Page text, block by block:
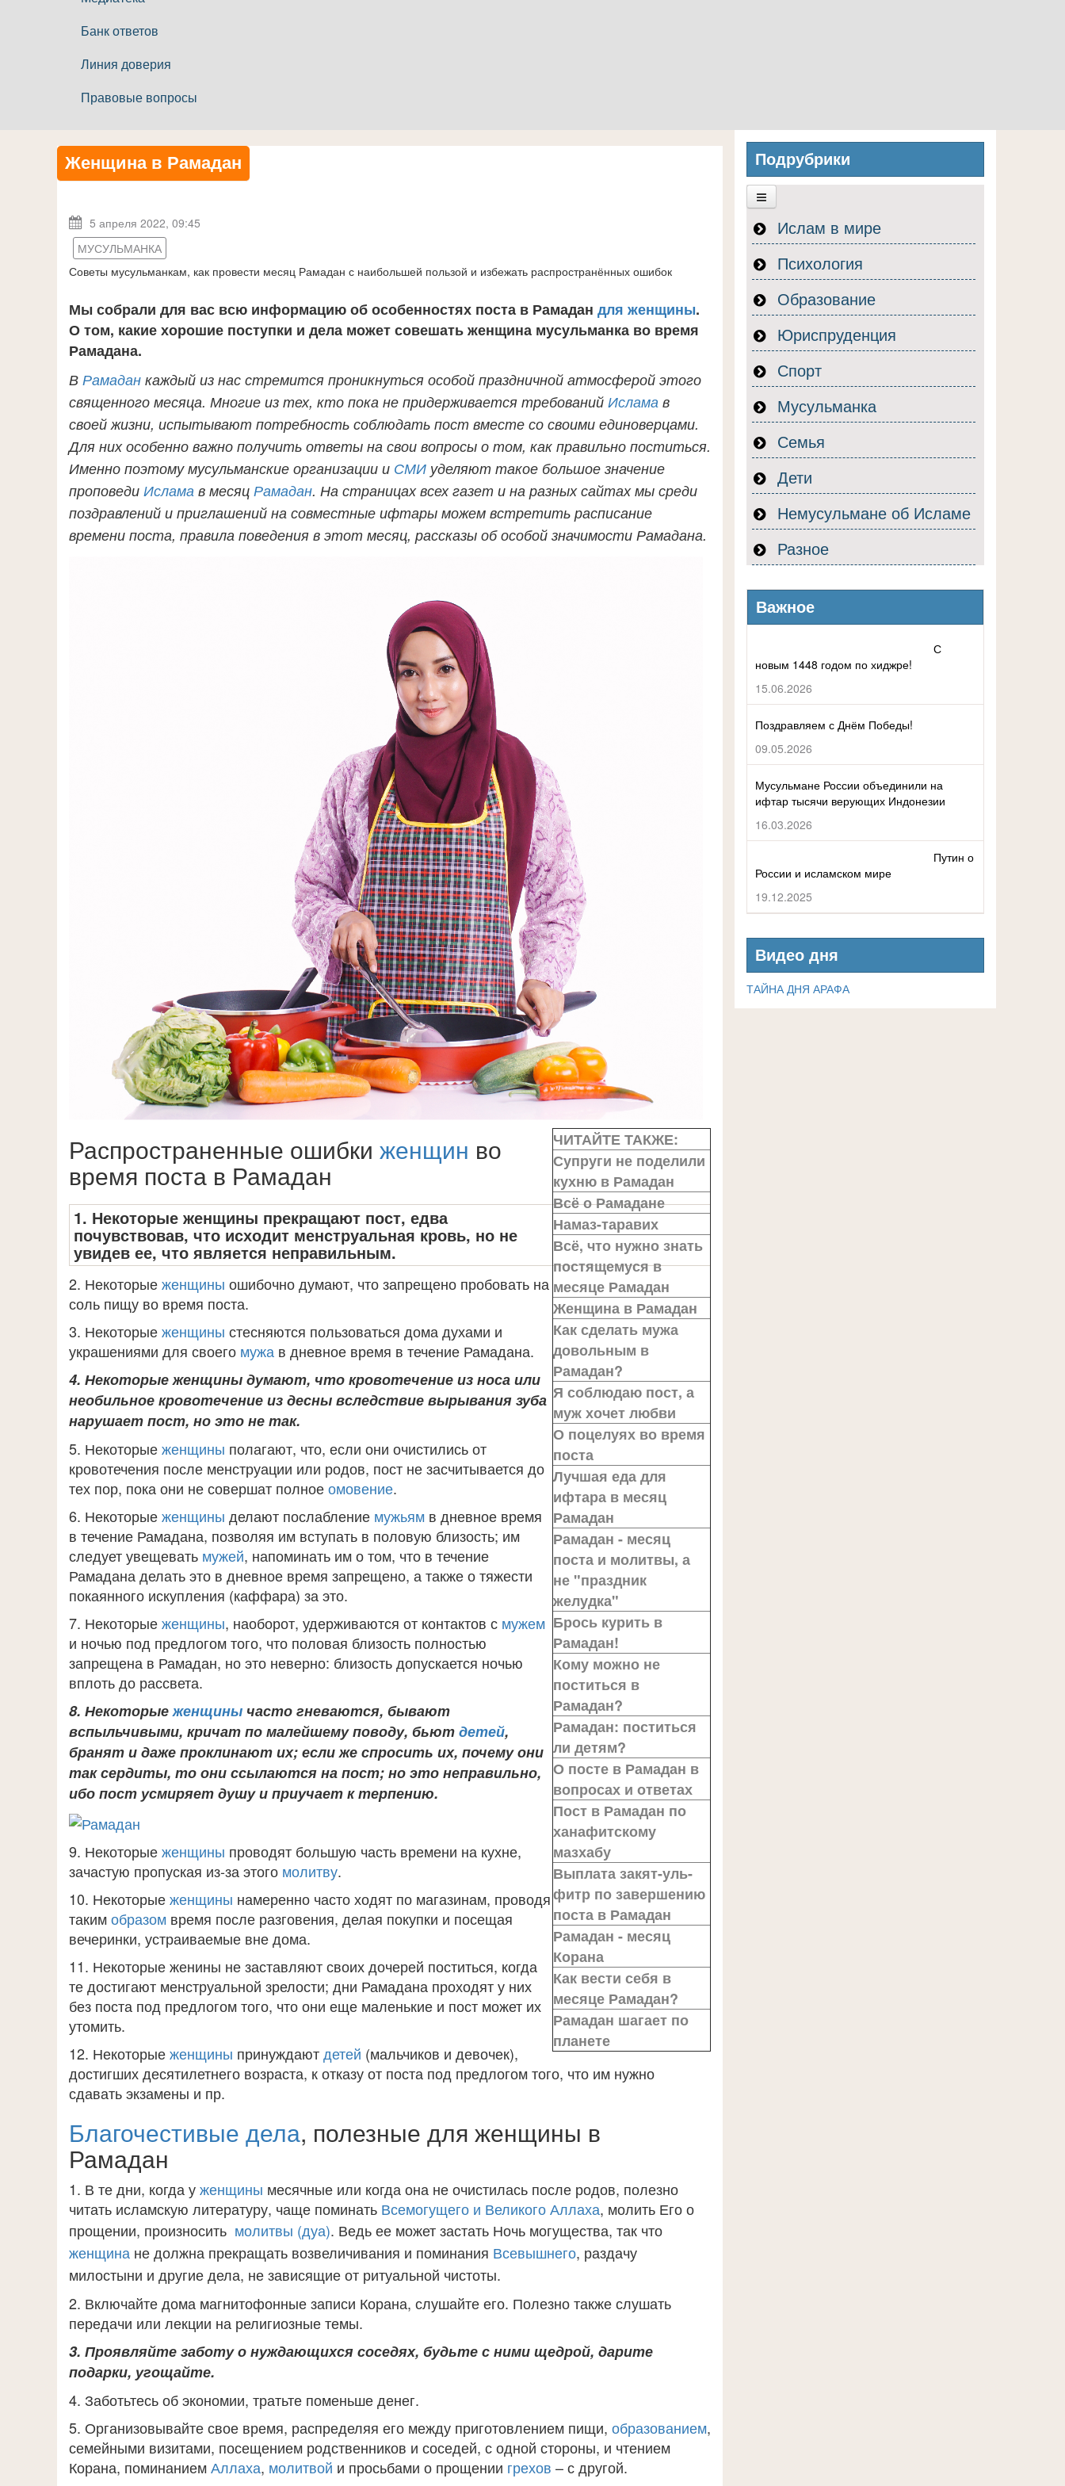
Банк ответов
Линия доверия
Правовые вопросы
Женщина в Рамадан
5 апреля 2022, 09:45
МУСУЛЬМАНКА
Советы мусульманкам, как провести месяц Рамадан с наибольшей пользой и избежать распространённых ошибок
Мы собрали для вас всю информацию об особенностях поста в Рамадан для женщины.
О том, какие хорошие поступки и дела может совешать женщина мусульманка во время
Рамадана.
В Рамадан каждый из нас стремится проникнуться особой праздничной атмосферой этого
священного месяца. Многие из тех, кто пока не придерживается требований Ислама в
своей жизни, испытывают потребность соблюдать пост вместе со своими единоверцами.
Для них особенно важно получить ответы на свои вопросы о том, как правильно поститься.
Именно поэтому мусульманские организации и СМИ уделяют такое большое значение
проповеди Ислама в месяц Рамадан. На страницах всех газет и на разных сайтах мы среди
поздравлений и приглашений на совместные ифтары можем встретить расписание
времени поста, правила поведения в этот месяц, рассказы об особой значимости Рамадана.
ЧИТАЙТЕ ТАКЖЕ:
Супруги не поделили
кухню в Рамадан
Всё о Рамадане
Намаз-таравих
Всё, что нужно знать
постящемуся в
месяце Рамадан
Женщина в Рамадан
Как сделать мужа
довольным в
Рамадан?
Я соблюдаю пост, а
муж хочет любви
О поцелуях во время
поста
Лучшая еда для
ифтара в месяц
Рамадан
Рамадан - месяц
поста и молитвы, а
не "праздник
желудка"
Брось курить в
Рамадан!
Кому можно не
поститься в
Рамадан?
Рамадан: поститься
ли детям?
О посте в Рамадан в
вопросах и ответах
Пост в Рамадан по
ханафитскому
мазхабу
Выплата закят-уль-
фитр по завершению
поста в Рамадан
Рамадан - месяц
Корана
Как вести себя в
месяце Рамадан?
Рамадан шагает по
планете
Распространенные ошибки женщин во
время поста в Рамадан
1. Некоторые женщины прекращают пост, едва
почувствовав, что исходит менструальная кровь, но не
увидев ее, что является неправильным.
2. Некоторыеженщины ошибочно думают, что запрещено пробовать на
соль пищу во время поста.
3. Некоторыеженщины стесняются пользоваться дома духами и
украшениями для своего мужа в дневное время в течение Рамадана.
4. Некоторые женщины думают, что кровотечение из носа или
необильное кровотечение из десны вследствие вырывания зуба
нарушает пост, но это не так.
5. Некоторыеженщины полагают, что, если они очистились от
кровотечения после менструации или родов, пост не засчитывается до
тех пор, пока они не совершат полноеомовение.
6. Некоторыеженщины делают послабление мужьям в дневное время
в течение Рамадана, позволяя им вступать в половую близость; им
следует увещевать мужей, напоминать им о том, что в течение
Рамадана делать это в дневное время запрещено, а также о тяжести
покаянного искупления (каффара) за это.
7. Некоторыеженщины, наоборот, удерживаются от контактов с мужем
и ночью под предлогом того, что половая близость полностью
запрещена в Рамадан, но это неверно: близость допускается ночью
вплоть до рассвета.
8. Некоторыеженщины часто гневаются, бывают
вспыльчивыми, кричат по малейшему поводу, бьютдетей,
бранят и даже проклинают их; если же спросить их, почему они
так сердиты, то они ссылаются на пост; но это неправильно,
ибо пост усмиряет душу и приучает к терпению.
9. Некоторыеженщины проводят большую часть времени на кухне,
зачастую пропуская из-за этого молитву.
10. Некоторыеженщины намеренно часто ходят по магазинам, проводя
такимобразом время после разговения, делая покупки и посещая
вечеринки, устраиваемые вне дома.
11. Некоторые женины не заставляют своих дочерей поститься, когда
те достигают менструальной зрелости; дни Рамадана проходят у них
без поста под предлогом того, что они еще маленькие и пост может их
утомить.
12. Некоторыеженщины принуждаютдетей (мальчиков и девочек),
достигших десятилетнего возраста, к отказу от поста под предлогом того, что им нужно
сдавать экзамены и пр.
Благочестивые дела, полезные для женщины в
Рамадан
1. В те дни, когда уженщины месячные или когда она не очистилась после родов, полезно
читать исламскую литературу, чаще поминать Всемогущего и Великого Аллаха, молить Его о
прощении, произносить молитвы (дуа). Ведь ее может застать Ночь могущества, так что
женщина не должна прекращать возвеличивания и поминания Всевышнего, раздачу
милостыни и другие дела, не зависящие от ритуальной чистоты.
2. Включайте дома магнитофонные записи Корана, слушайте его. Полезно также слушать
передачи или лекции на религиозные темы.
3. Проявляйте заботу о нуждающихся соседях, будьте с ними щедрой, дарите
подарки, угощайте.
4. Заботьтесь об экономии, тратьте поменьше денег.
5. Организовывайте свое время, распределяя его между приготовлением пищи, образованием,
семейными визитами, посещением родственников и соседей, с одной стороны, и чтением
Корана, поминаниемАллаха, молитвой и просьбами о прощении грехов – с другой.
Подрубрики
Ислам в мире
Психология
Образование
Юриспруденция
Спорт
Мусульманка
Семья
Дети
Немусульмане об Исламе
Разное
Важное
С
новым 1448 годом по хиджре!
15.06.2026
Поздравляем с Днём Победы!
09.05.2026
Мусульмане России объединили на
ифтар тысячи верующих Индонезии
16.03.2026
Путин о
России и исламском мире
19.12.2025
Видео дня
ТАЙНА ДНЯ АРАФА